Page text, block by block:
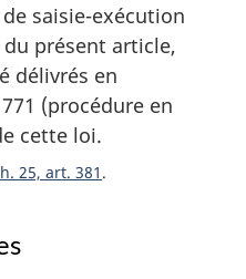
saisie-exécution
présent article,
délivrés en
(procédure en
cette loi.
25, art. 381